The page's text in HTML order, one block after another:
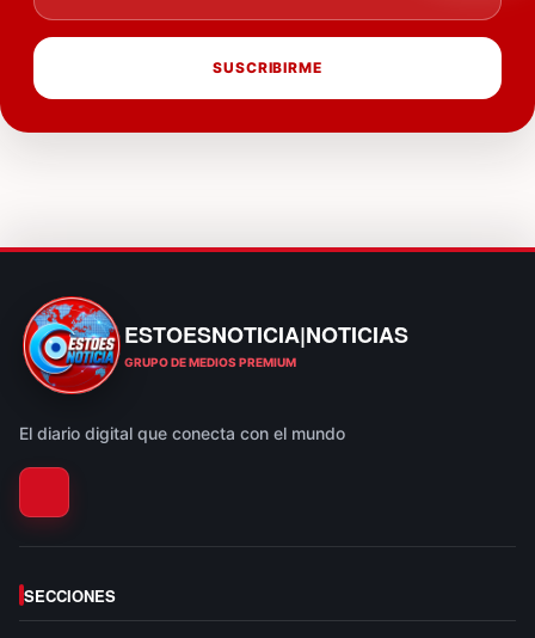
SUSCRIBIRME
ESTOESNOTICIA|NOTICIAS
ESTOESNOTICIA|NOTICIAS
GRUPO DE MEDIOS PREMIUM
El diario digital que conecta con el mundo
SECCIONES